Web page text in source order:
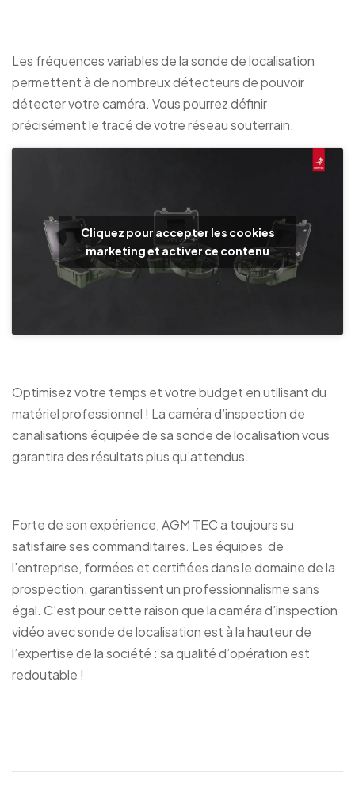
Les fréquences variables de la sonde de localisation
permettent à de nombreux détecteurs de pouvoir
détecter votre caméra. Vous pourrez définir
précisément le tracé de votre réseau souterrain.
Cliquez pour accepter les cookies
marketing et activer ce contenu
Optimisez votre temps et votre budget en utilisant du
matériel professionnel ! La caméra d’inspection de
canalisations équipée de sa sonde de localisation vous
garantira des résultats plus qu’attendus.
Forte de son expérience, AGM TEC a toujours su
satisfaire ses commanditaires. Les équipes de
l’entreprise, formées et certifiées dans le domaine de la
prospection, garantissent un professionnalisme sans
égal. C’est pour cette raison que la caméra d’inspection
vidéo avec sonde de localisation est à la hauteur de
l’expertise de la société : sa qualité d’opération est
redoutable !